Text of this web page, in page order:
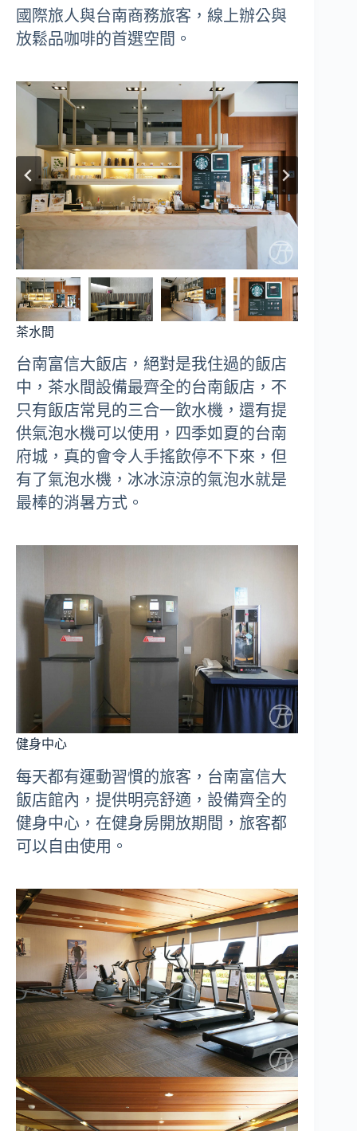
國際旅人與台南商務旅客，線上辦公與
放鬆品咖啡的首選空間。
茶水間
台南富信大飯店，絕對是我住過的飯店
中，茶水間設備最齊全的台南飯店，不
只有飯店常見的三合一飲水機，還有提
供氣泡水機可以使用，四季如夏的台南
府城，真的會令人手搖飲停不下來，但
有了氣泡水機，冰冰涼涼的氣泡水就是
最棒的消暑方式。
健身中心
每天都有運動習慣的旅客，台南富信大
飯店館內，提供明亮舒適，設備齊全的
健身中心，在健身房開放期間，旅客都
可以自由使用。